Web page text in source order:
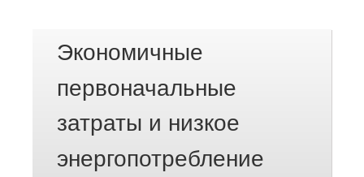
Экономичные
первоначальные
затраты и низкое
энергопотребление